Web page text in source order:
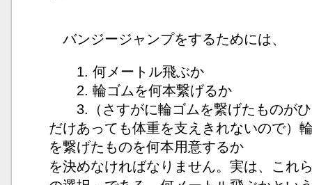
バンジージャンプをするためには、
1. 何メートル飛ぶか
2. 輪ゴムを何本繋げるか
3.（さすがに輪ゴムを繋げたものが
だけあっても体重を支えきれないので）
を繋げたものを何本用意するか
を決めなければなりません。実は、これ